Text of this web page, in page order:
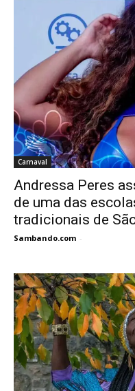
Carnaval
Andressa Peres
de uma das
tradicionais de
Sambando.com -